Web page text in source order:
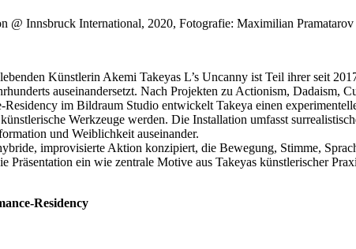
@ Innsbruck International, 2020, Fotografie: Maximilian
Künstlerin Akemi Takeyas L’s Uncanny ist Teil ihrer seit
auseinandersetzt. Nach Projekten zu Actionism,
Residency im Bildraum Studio entwickelt Takeya einen
Werkzeuge werden. Die Installation umfasst
und Weiblichkeit auseinander.
improvisierte Aktion konzipiert, die Bewegung, Stimme,
Präsentation ein wie zentrale Motive aus Takeyas künstlerischer
Residency